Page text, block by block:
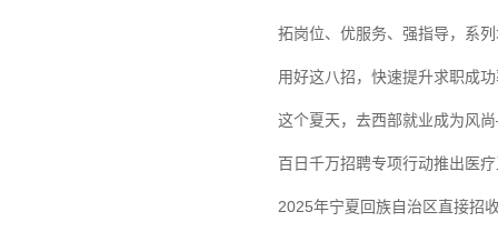
拓岗位、优服务、强指导，系
用好这八招，快速提升求职成
这个夏天，去西部就业成为风
百日千万招聘专项行动推出医
2025年宁夏回族自治区直接招